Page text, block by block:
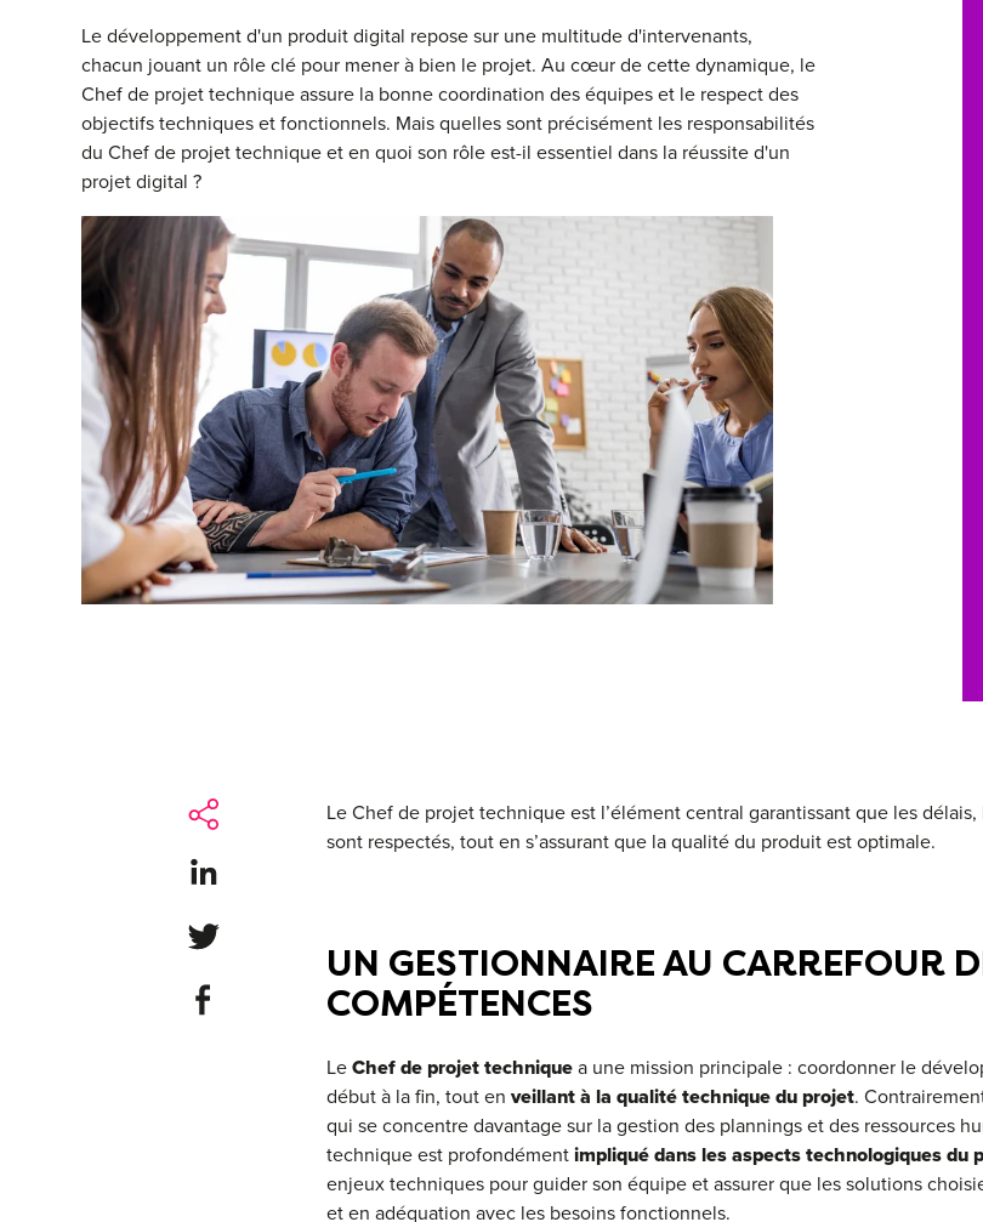
Le développement d'un produit digital repose sur une multitude d'intervenants,
chacun jouant un rôle clé pour mener à bien le projet. Au cœur de cette dynamique, le
Chef de projet technique assure la bonne coordination des équipes et le respect des
objectifs techniques et fonctionnels. Mais quelles sont précisément les responsabilités
du Chef de projet technique et en quoi son rôle est-il essentiel dans la réussite d'un
projet digital ?
Share on LinkedIn
Share on Twitter
Share on Facebook
Le Chef de projet technique est l’élément central garantissant que les
sont respectés, tout en s’assurant que la qualité du produit est optimale.
UN GESTIONNAIRE AU CARREFOUR
COMPÉTENCES
Le Chef de projet techniquea une mission principale : coordonner le
début à la fin, tout en veillant à la qualité technique du projet.
qui se concentre davantage sur la gestion des plannings et des ressources
technique est profondémentimpliqué dans les aspects technologiques du
enjeux techniques pour guider son équipe et assurer que les solutions
et en adéquation avec les besoins fonctionnels.